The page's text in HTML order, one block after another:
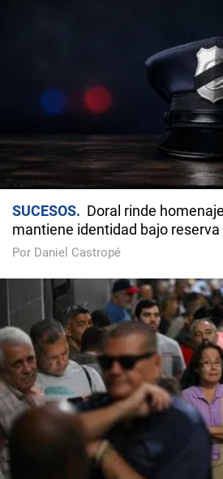
SUCESOS
Doral rinde
mantiene identidad bajo reserva
Por Daniel Castropé